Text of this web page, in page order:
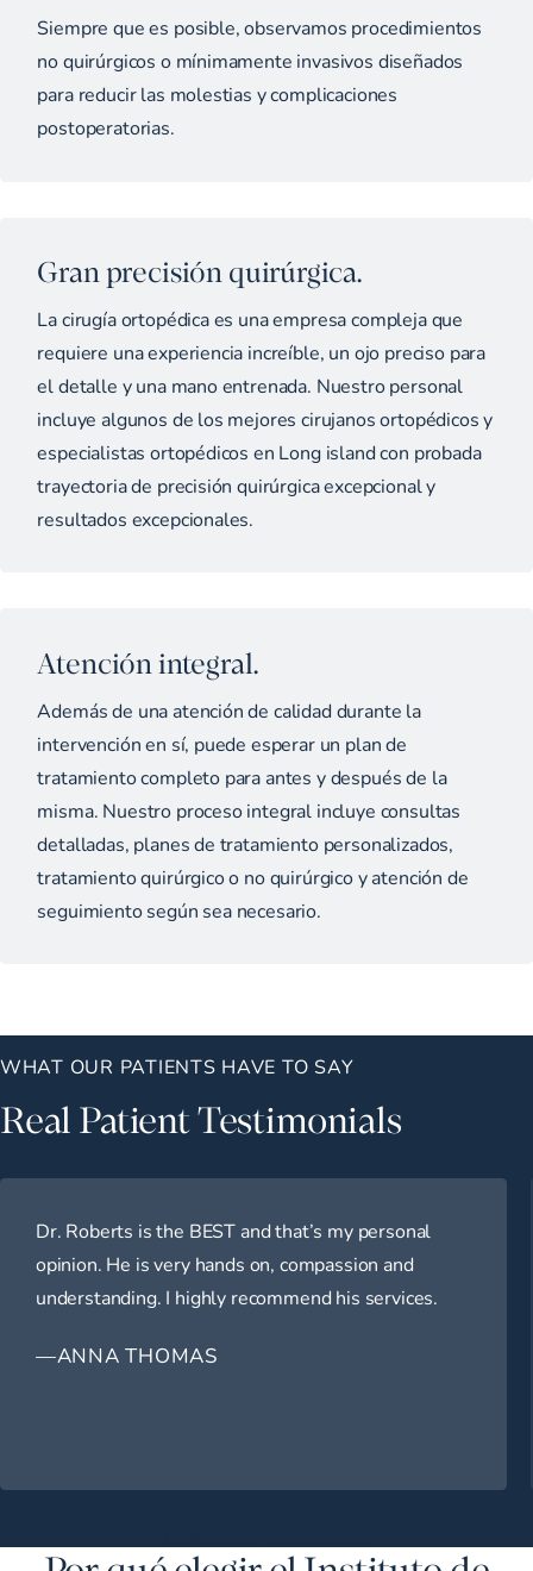
Siempre que es posible, observamos procedimientos
no quirúrgicos o mínimamente invasivos diseñados
para reducir las molestias y complicaciones
postoperatorias.
Gran precisión quirúrgica.
La cirugía ortopédica es una empresa compleja que
requiere una experiencia increíble, un ojo preciso para
el detalle y una mano entrenada. Nuestro personal
incluye algunos de los mejores cirujanos ortopédicos y
especialistas ortopédicos en Long island con probada
trayectoria de precisión quirúrgica excepcional y
resultados excepcionales.
Atención integral.
Además de una atención de calidad durante la
intervención en sí, puede esperar un plan de
tratamiento completo para antes y después de la
misma. Nuestro proceso integral incluye consultas
detalladas, planes de tratamiento personalizados,
tratamiento quirúrgico o no quirúrgico y atención de
seguimiento según sea necesario.
WHAT OUR PATIENTS HAVE TO SAY
Real Patient Testimonials
Dr. Roberts is the BEST and that’s my personal
opinion. He is very hands on, compassion and
understanding. I highly recommend his services.
—ANNA THOMAS